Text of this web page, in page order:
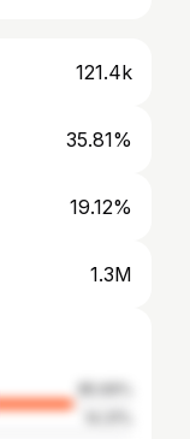
121.4k
35.81%
19.12%
1.3M